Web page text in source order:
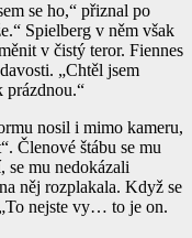
se ho,“ přiznal po
Spielberg v něm však
v čistý teror. Fiennes
„Chtěl jsem
prázdnou.“
nosil i mimo kameru,
Členové štábu se mu
se mu nedokázali
něj rozplakala. Když se
nejste vy… to je on.